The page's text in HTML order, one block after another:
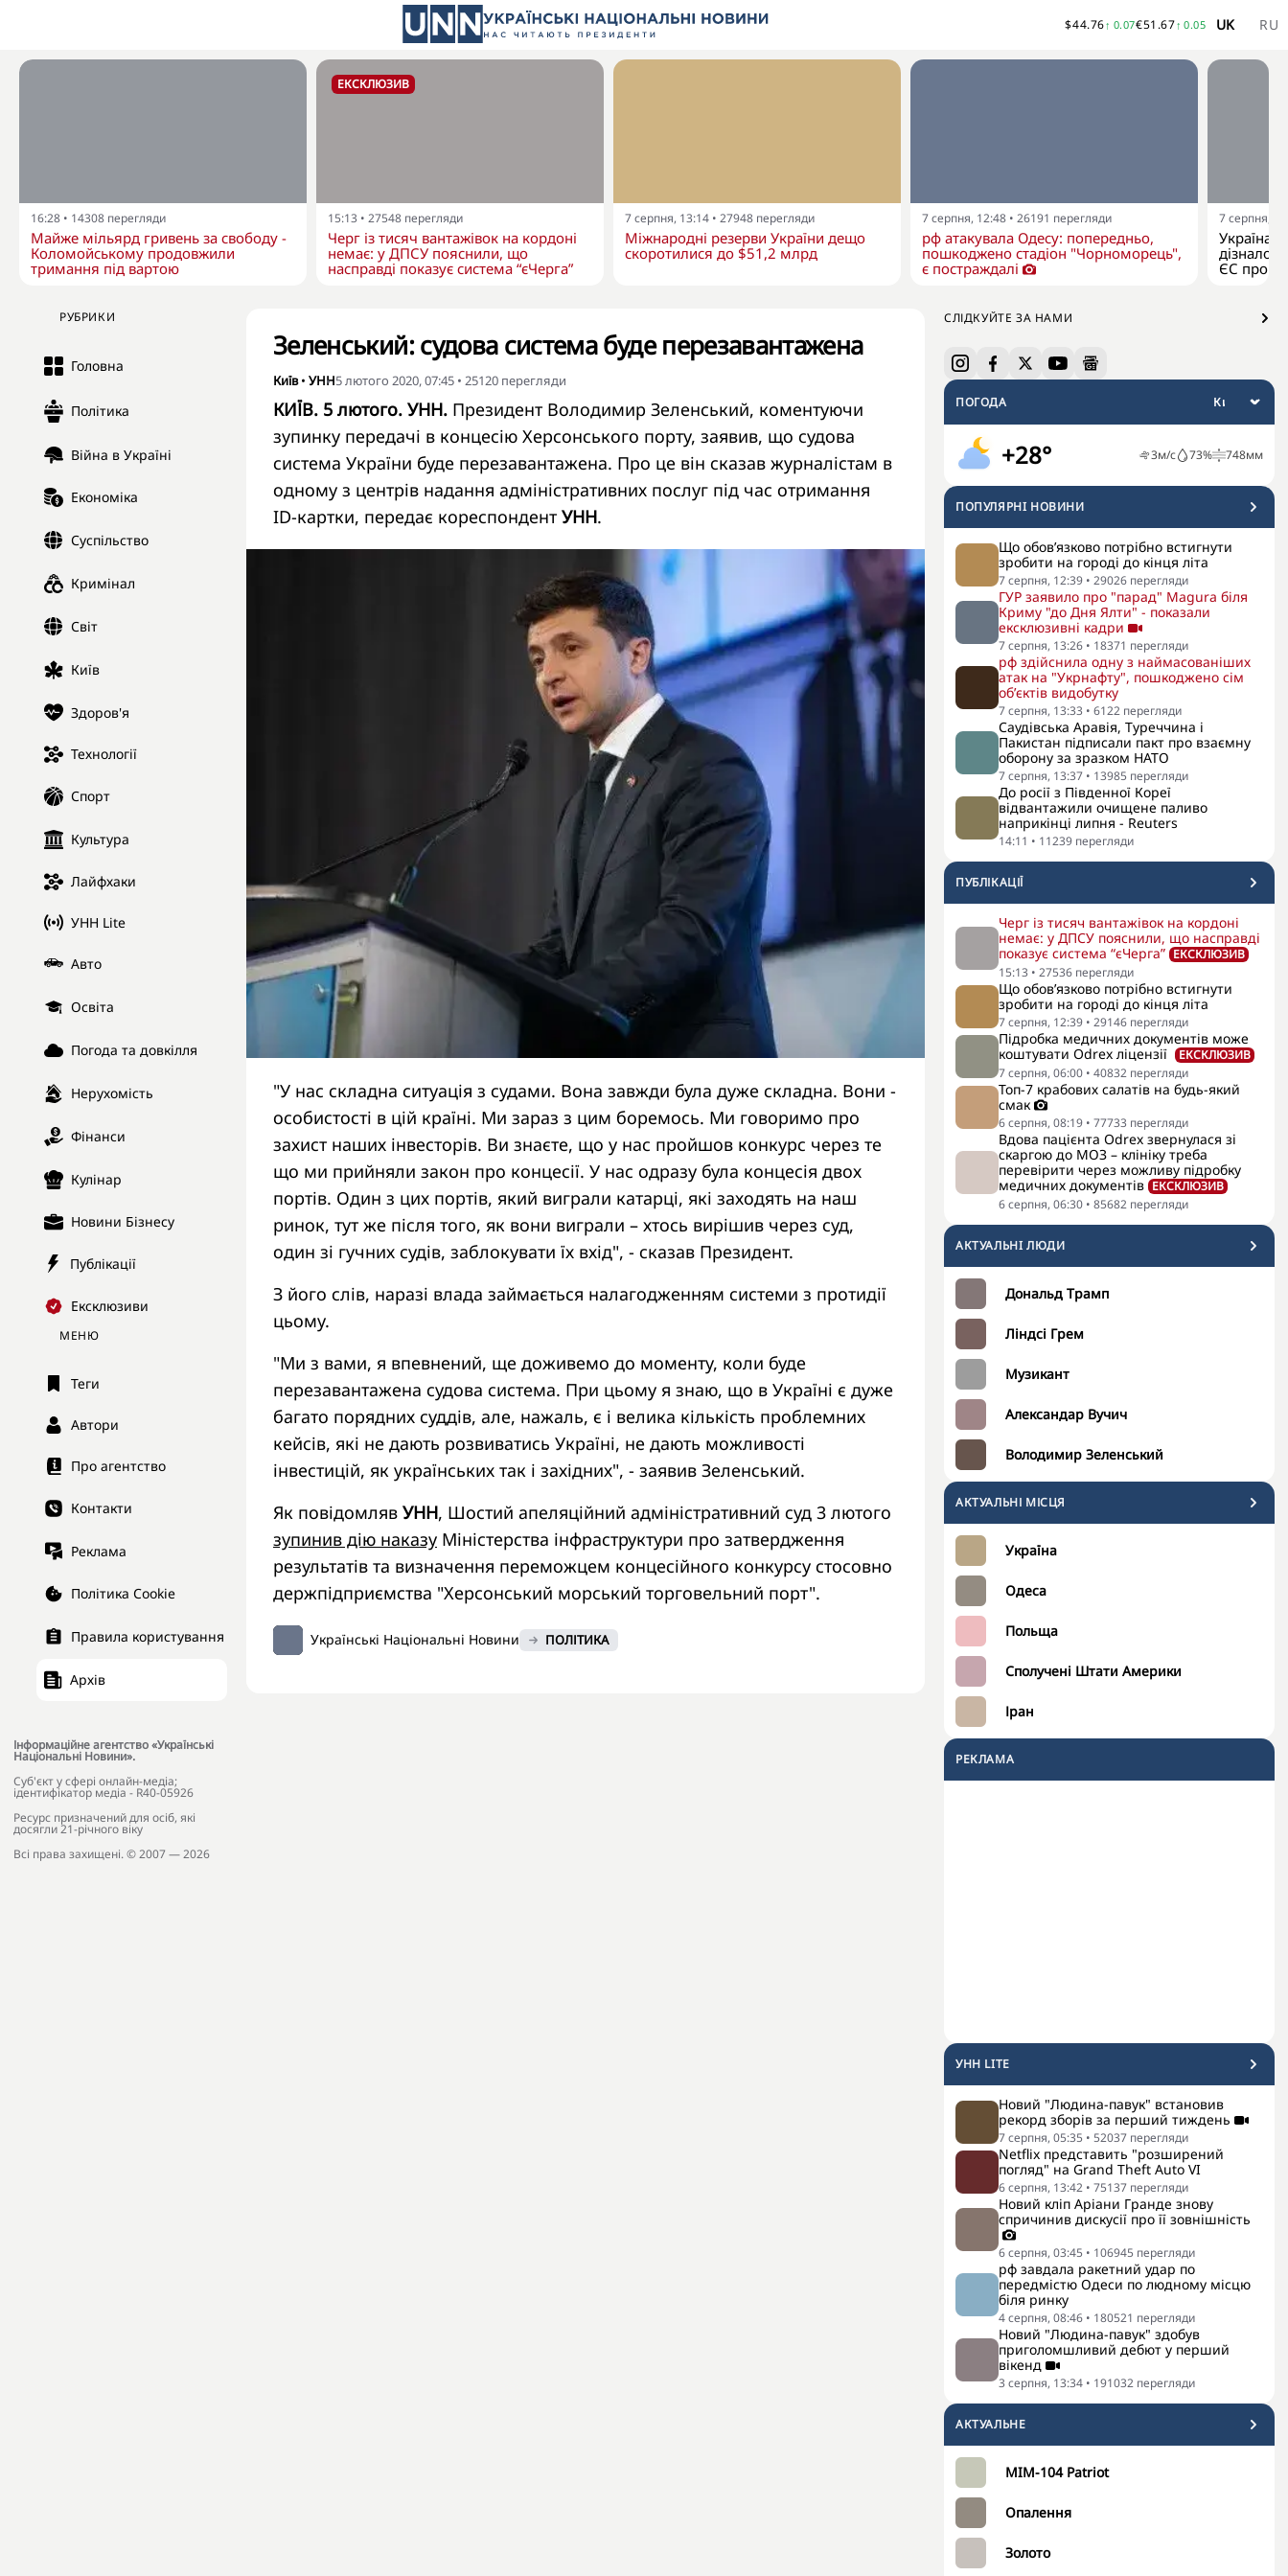
$44.76↑ 0.07€51.67↑ 0.05 UK RU
16:28 • 14308 перегляди
Майже мільярд гривень за свободу -
Коломойському продовжили
тримання під вартою
ЕКСКЛЮЗИВ
15:13 • 27548 перегляди
Черг із тисяч вантажівок на кордоні
немає: у ДПСУ пояснили, що
насправді показує система “єЧерга”
7 серпня, 13:14 • 27948 перегляди
Міжнародні резерви України дещо
скоротилися до $51,2 млрд
7 серпня, 12:48 • 26191 перегляди
рф атакувала Одесу: попередньо,
пошкоджено стадіон "Чорноморець",
є постраждалі
7 серпня,
Україна
ЄС про
РУБРИКИ
Головна
Політика
Війна в Україні
Економіка
Суспільство
Кримінал
Світ
Київ
Здоров'я
Технології
Спорт
Культура
Лайфхаки
УНН Lite
Авто
Освіта
Погода та довкілля
Нерухомість
Фінанси
Кулінар
Новини Бізнесу
Публікації
Ексклюзиви
МЕНЮ
Теги
Автори
Про агентство
Контакти
Реклама
Політика Cookie
Правила користування
Архів
Інформаційне агентство «Українські
Національні Новини».
Cуб'єкт у сфері онлайн-медіа;
ідентифікатор медіа - R40-05926
Ресурс призначений для осіб, які
досягли 21-річного віку
Всі права захищені. © 2007 — 2026
СЛІДКУЙТЕ ЗА НАМИ
ПОГОДА
+28° 3м/с 73% 748мм
ПОПУЛЯРНI НОВИНИ
Що обов’язково потрібно встигнути
зробити на городі до кінця літа
7 серпня, 12:39 • 29026 перегляди
ГУР заявило про "парад" Magura біля
Криму "до Дня Ялти" - показали
ексклюзивні кадри
7 серпня, 13:26 • 18371 перегляди
рф здійснила одну з наймасованіших
атак на "Укрнафту", пошкоджено сім
об’єктів видобутку
7 серпня, 13:33 • 6122 перегляди
Саудівська Аравія, Туреччина і
Пакистан підписали пакт про взаємну
оборону за зразком НАТО
7 серпня, 13:37 • 13985 перегляди
До росії з Південної Кореї
відвантажили очищене паливо
наприкінці липня - Reuters
14:11 • 11239 перегляди
ПУБЛІКАЦІЇ
Черг із тисяч вантажівок на кордоні
немає: у ДПСУ пояснили, що насправді
показує система “єЧерга” ЕКСКЛЮЗИВ
15:13 • 27536 перегляди
Що обов’язково потрібно встигнути
зробити на городі до кінця літа
7 серпня, 12:39 • 29146 перегляди
Підробка медичних документів може
коштувати Odrex ліцензії
ЕКСКЛЮЗИВ
7 серпня, 06:00 • 40832 перегляди
Топ-7 крабових салатів на будь-який
смак
6 серпня, 08:19 • 77733 перегляди
Вдова пацієнта Odrex звернулася зі
скаргою до МОЗ – клініку треба
перевірити через можливу підробку
медичних документів ЕКСКЛЮЗИВ
6 серпня, 06:30 • 85682 перегляди
АКТУАЛЬНI ЛЮДИ
Дональд Трамп
Ліндсі Грем
Музикант
Александар Вучич
Володимир Зеленський
АКТУАЛЬНІ МІСЦЯ
Україна
Одеса
Польща
Сполучені Штати Америки
Іран
РЕКЛАМА
УНН LITE
Новий "Людина-павук" встановив
рекорд зборів за перший тиждень
7 серпня, 05:35 • 52037 перегляди
Netflix представить "розширений
погляд" на Grand Theft Auto VI
6 серпня, 13:42 • 75137 перегляди
Новий кліп Аріани Гранде знову
спричинив дискусії про її зовнішність
6 серпня, 03:45 • 106945 перегляди
рф завдала ракетний удар по
передмістю Одеси по людному місцю
біля ринку
4 серпня, 08:46 • 180521 перегляди
Новий "Людина-павук" здобув
приголомшливий дебют у перший
вікенд
3 серпня, 13:34 • 191032 перегляди
АКТУАЛЬНЕ
MIM-104 Patriot
Опалення
Золото
Зеленський: судова система буде перезавантажена
Київ• УНН5 лютого 2020, 07:45 • 25120 перегляди
КИЇВ. 5 лютого. УНН. Президент Володимир Зеленський, коментуючи
зупинку передачі в концесію Херсонського порту, заявив, що судова
система України буде перезавантажена. Про це він сказав журналістам в
одному з центрів надання адміністративних послуг під час отримання
ID-картки, передає кореспондент УНН.
"У нас складна ситуація з судами. Вона завжди була дуже складна. Вони -
особистості в цій країні. Ми зараз з цим боремось. Ми говоримо про
захист наших інвесторів. Ви знаєте, що у нас пройшов конкурс через те
що ми прийняли закон про концесії. У нас одразу була концесія двох
портів. Один з цих портів, який виграли катарці, які заходять на наш
ринок, тут же після того, як вони виграли – хтось вирішив через суд,
один зі гучних судів, заблокувати їх вхід", - сказав Президент.
З його слів, наразі влада займається налагодженням системи з протидії
цьому.
"Ми з вами, я впевнений, ще доживемо до моменту, коли буде
перезавантажена судова система. При цьому я знаю, що в Україні є дуже
багато порядних суддів, але, нажаль, є і велика кількість проблемних
кейсів, які не дають розвиватись Україні, не дають можливості
інвестицій, як українських так і західних", - заявив Зеленський.
Як повідомляв УНН, Шостий апеляційний адміністративний суд 3 лютого
зупинив дію наказу Міністерства інфраструктури про затвердження
результатів та визначення переможцем концесійного конкурсу стосовно
держпідприємства "Херсонський морський торговельний порт".
Українські Національні Новини ПОЛІТИКА